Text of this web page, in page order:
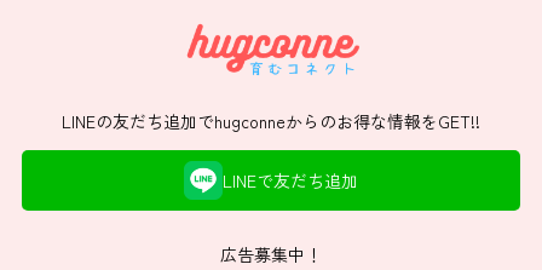
LINEの友だち追加でhugconneからのお得な情報をGET!!
LINEで友だち追加
広告募集中！